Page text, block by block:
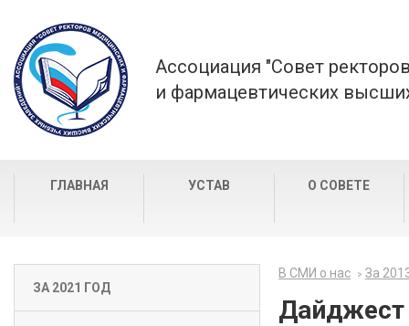
Ассоциация "Совет
и фармацевтических
ГЛАВНАЯ УСТАВ О СОВЕТЕ
ЗА 2021 ГОД
В СМИ о нас За
Дайджест